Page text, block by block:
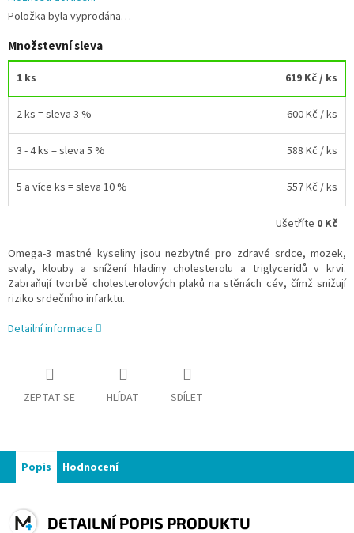
Položka byla vyprodána…
Množstevní sleva
1 ks 619 Kč/ ks
2 ks = sleva 3 % 600 Kč / ks
3 - 4 ks = sleva 5 % 588 Kč / ks
5 a více ks = sleva 10 % 557 Kč / ks
Ušetříte 0 Kč
Omega-3 mastné kyseliny jsou nezbytné pro zdravé srdce, mozek,
svaly, klouby a snížení hladiny cholesterolu a triglyceridů v krvi.
Zabraňují tvorbě cholesterolových plaků na stěnách cév, čímž snižují
riziko srdečního infarktu.
Detailní informace
ZEPTAT SE HLÍDAT SDÍLET
Popis Hodnocení
DETAILNÍ POPIS PRODUKTU